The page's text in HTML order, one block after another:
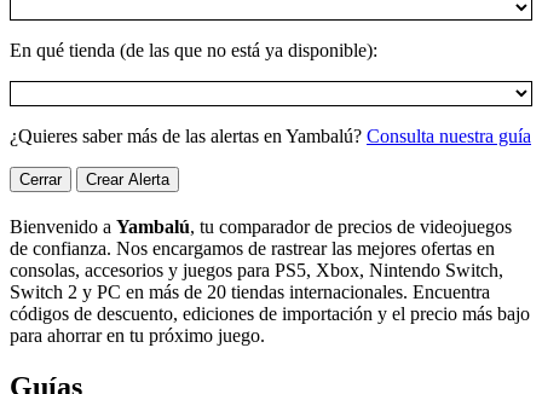
En qué tienda (de las que no está ya disponible):
¿Quieres saber más de las alertas en Yambalú? Consulta nuestra guía
Cerrar Crear Alerta
Bienvenido a Yambalú, tu comparador de precios de videojuegos
de confianza. Nos encargamos de rastrear las mejores ofertas en
consolas, accesorios y juegos para PS5, Xbox, Nintendo Switch,
Switch 2 y PC en más de 20 tiendas internacionales. Encuentra
códigos de descuento, ediciones de importación y el precio más bajo
para ahorrar en tu próximo juego.
Guías